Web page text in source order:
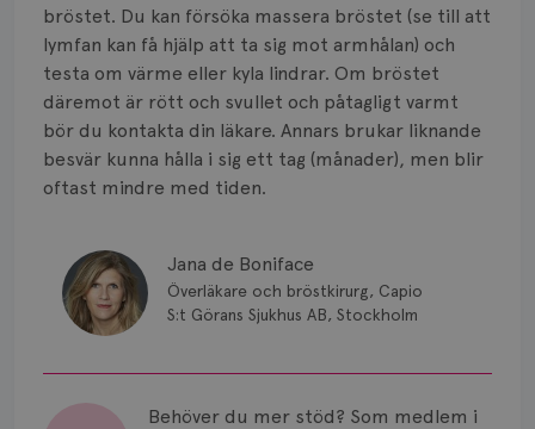
bröstet. Du kan försöka massera bröstet (se till att
lymfan kan få hjälp att ta sig mot armhålan) och
testa om värme eller kyla lindrar. Om bröstet
däremot är rött och svullet och påtagligt varmt
bör du kontakta din läkare. Annars brukar liknande
besvär kunna hålla i sig ett tag (månader), men blir
oftast mindre med tiden.
Jana de Boniface
Överläkare och bröstkirurg, Capio
S:t Görans Sjukhus AB, Stockholm
Behöver du mer stöd? Som medlem i
Strålning
Vätska